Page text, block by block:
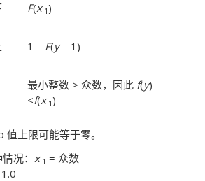
F(x 1 )
1 – F(y– 1)
最小整数 > 众数，因此 f(y)
<f(x 1 )
值上限可能等于零。
况： x 1 = 众数